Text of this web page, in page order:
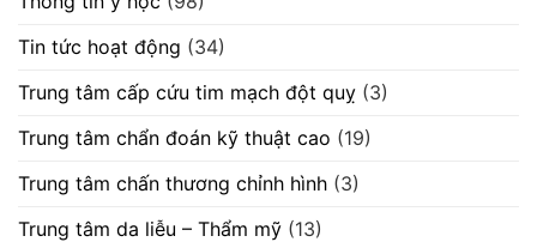
Tin tức hoạt động (34)
Trung tâm cấp cứu tim mạch đột quỵ (3)
Trung tâm chẩn đoán kỹ thuật cao (19)
Trung tâm chấn thương chỉnh hình (3)
Trung tâm da liễu – Thẩm mỹ (13)